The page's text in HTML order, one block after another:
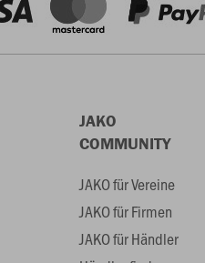
JAKO
COMMUNITY
JAKO für Vereine
JAKO für Firmen
JAKO für Händler